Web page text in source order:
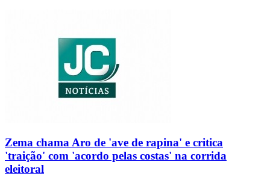
Zema chama Aro de 'ave de rapina' e critica
'traição' com 'acordo pelas costas' na corrida
eleitoral